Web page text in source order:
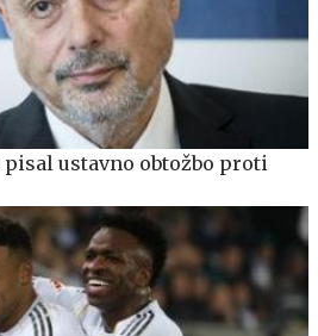
pisal ustavno obtožbo proti